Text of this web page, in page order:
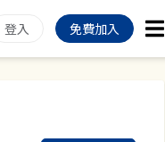
登入 免費加入